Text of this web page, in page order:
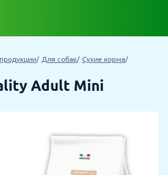
Для собак Сухие корма
Adult Mini